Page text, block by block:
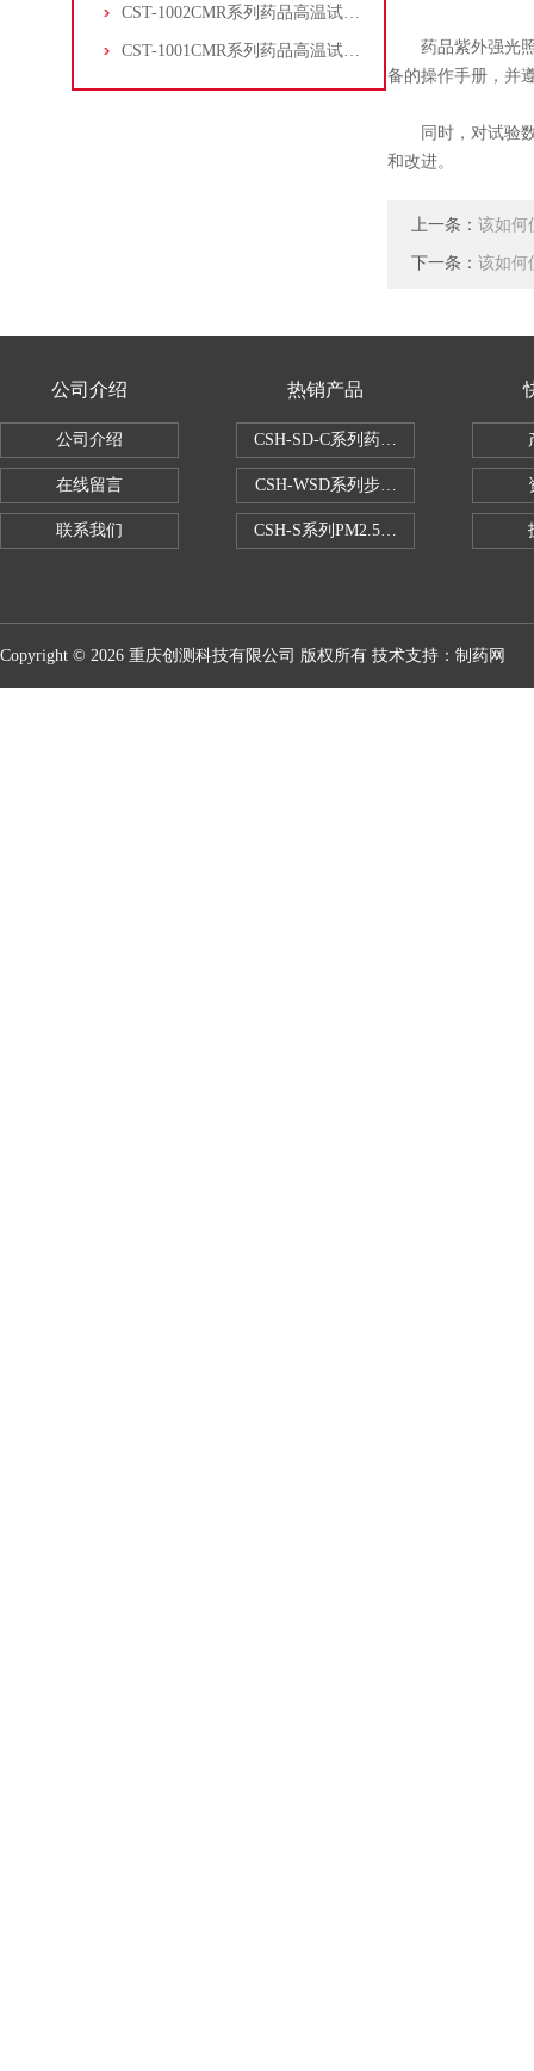
CST-1002CMR系列药品高温试验箱
CST-1001CMR系列药品高温试验箱
药品紫外强光照
备的操作手册，并
同时，对试验数
和改进。
上一条： 该如何
下一条： 该如何
公司介绍
公司介绍
在线留言
联系我们
热销产品
CSH-SD-C系列药品稳定性试验箱（
CSH-WSD系列步入式药品稳定性试验
CSH-S系列PM2.5恒温恒湿试验室
Copyright © 2026 重庆创测科技有限公司 版权所有 技术支持： 制药网